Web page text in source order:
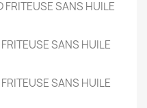
SANS HUILE
SANS HUILE
SANS HUILE